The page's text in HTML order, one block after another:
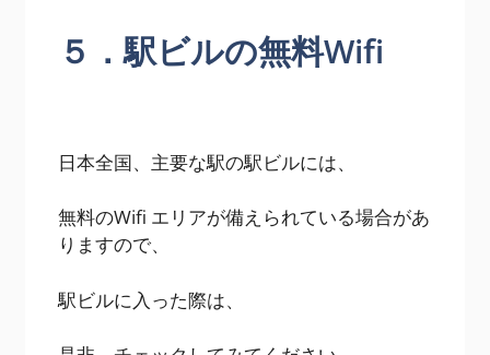
５．駅ビルの無料Wifi
日本全国、主要な駅の駅ビルには、
無料のWifi エリアが備えられている場合があ
りますので、
駅ビルに入った際は、